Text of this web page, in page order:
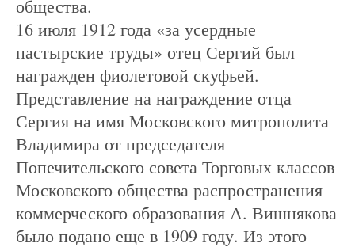
общества.
16 июля 1912 года «за усердные
пастырские труды» отец Сергий был
награжден фиолетовой скуфьей.
Представление на награждение отца
Сергия на имя Московского митрополита
Владимира от председателя
Попечительского совета Торговых классов
Московского общества распространения
коммерческого образования А. Вишнякова
было подано еще в 1909 году. Из этого